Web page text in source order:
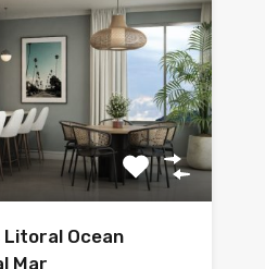
Ocean
Mar